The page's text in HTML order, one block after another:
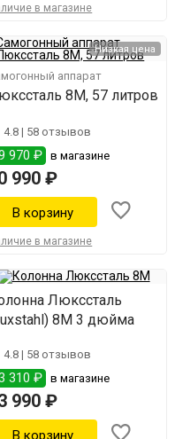
в магазине
Низкая цена
аппарат
8М, 57 литров
4.8 | 58 отзывов
970 ₽ в магазине
990 ₽
в магазине
Люкссталь
8М 3 дюйма
4.8 | 58 отзывов
310 ₽ в магазине
990 ₽